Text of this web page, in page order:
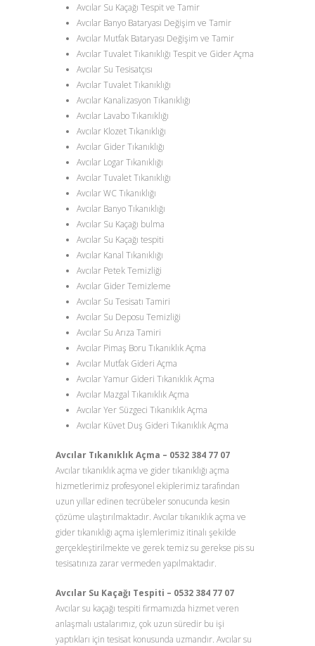
Avcılar Su Kaçağı Tespit ve Tamir
Avcılar Banyo Bataryası Değişim ve Tamir
Avcılar Mutfak Bataryası Değişim ve Tamir
Avcılar Tuvalet Tıkanıklığı Tespit ve Gider Açma
Avcılar Su Tesisatçısı
Avcılar Tuvalet Tıkanıklığı
Avcılar Kanalizasyon Tıkanıklığı
Avcılar Lavabo Tıkanıklığı
Avcılar Klozet Tıkanıklığı
Avcılar Gider Tıkanıklığı
Avcılar Logar Tıkanıklığı
Avcılar Tuvalet Tıkanıklığı
Avcılar WC Tıkanıklığı
Avcılar Banyo Tıkanıklığı
Avcılar Su Kaçağı bulma
Avcılar Su Kaçağı tespiti
Avcılar Kanal Tıkanıklığı
Avcılar Petek Temizliği
Avcılar Gider Temizleme
Avcılar Su Tesisatı Tamiri
Avcılar Su Deposu Temizliği
Avcılar Su Arıza Tamiri
Avcılar Pimaş Boru Tıkanıklık Açma
Avcılar Mutfak Gideri Açma
Avcılar Yamur Gideri Tıkanıklık Açma
Avcılar Mazgal Tıkanıklık Açma
Avcılar Yer Süzgeci Tıkanıklık Açma
Avcılar Küvet Duş Gideri Tıkanıklık Açma
Avcılar Tıkanıklık Açma – 0532 384 77 07
Avcılar tıkanıklık açma ve gider tıkanıklığı açma
hizmetlerimiz profesyonel ekiplerimiz tarafından
uzun yıllar edinen tecrübeler sonucunda kesin
çözüme ulaştırılmaktadır. Avcılar tıkanıklık açma ve
gider tıkanıklığı açma işlemlerimiz itinalı şekilde
gerçekleştirilmekte ve gerek temiz su gerekse pis su
tesisatınıza zarar vermeden yapılmaktadır.
Avcılar Su Kaçağı Tespiti – 0532 384 77 07
Avcılar su kaçağı tespiti firmamızda hizmet veren
anlaşmalı ustalarımız, çok uzun süredir bu işi
yaptıkları için tesisat konusunda uzmandır. Avcılar su